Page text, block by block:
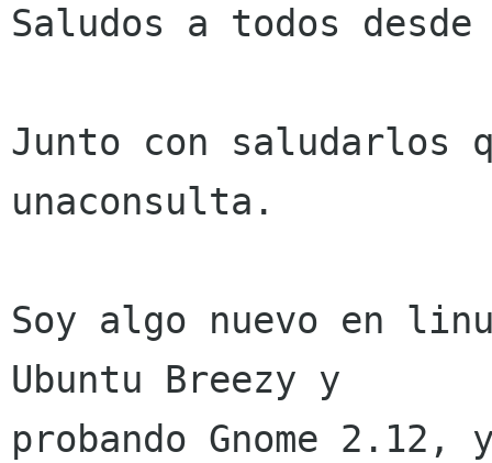
Saludos a todos
Junto con saludarlos
unaconsulta.
Soy algo nuevo en
Ubuntu Breezy y
probando Gnome 2.12,